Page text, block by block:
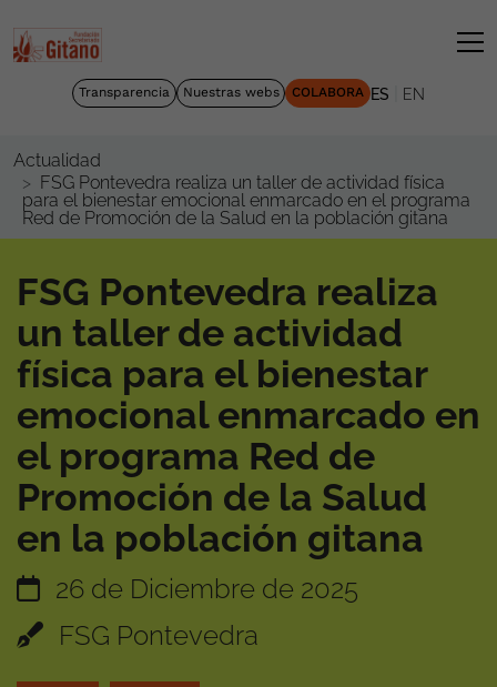
Transparencia Nuestras webs COLABORA ES EN
Actualidad
FSG Pontevedra realiza un taller de actividad física
para el bienestar emocional enmarcado en el programa
Red de Promoción de la Salud en la población gitana
FSG Pontevedra realiza
un taller de actividad
física para el bienestar
emocional enmarcado en
el programa Red de
Promoción de la Salud
en la población gitana
26 de Diciembre de 2025
FSG Pontevedra